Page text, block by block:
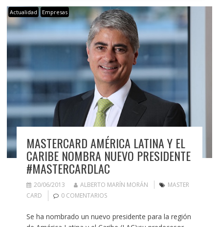
Actualidad Empresas
MASTERCARD AMÉRICA LATINA Y EL
CARIBE NOMBRA NUEVO PRESIDENTE
#MASTERCARDLAC
20/06/2013 ALBERTO MARÍN MORÁN
MASTER
CARD
0 COMENTARIOS
Se ha nombrado un nuevo presidente para la región